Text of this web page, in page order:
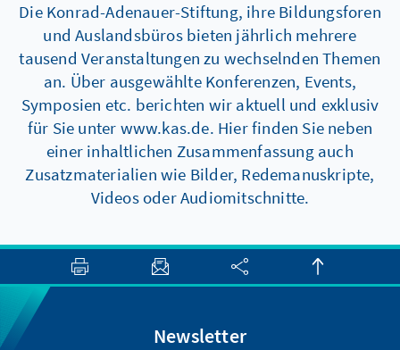
Die Konrad-Adenauer-Stiftung, ihre Bildungsforen
und Auslandsbüros bieten jährlich mehrere
tausend Veranstaltungen zu wechselnden Themen
an. Über ausgewählte Konferenzen, Events,
Symposien etc. berichten wir aktuell und exklusiv
für Sie unter www.kas.de. Hier finden Sie neben
einer inhaltlichen Zusammenfassung auch
Zusatzmaterialien wie Bilder, Redemanuskripte,
Videos oder Audiomitschnitte.
Newsletter